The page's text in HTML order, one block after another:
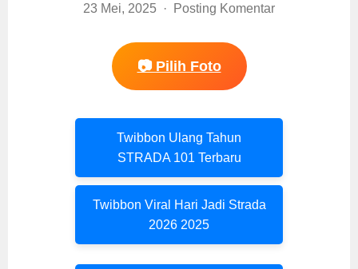
23 Mei, 2025 Posting Komentar
📷 Pilih Foto
Twibbon Ulang Tahun
STRADA 101 Terbaru
Twibbon Viral Hari Jadi Strada
2026 2025